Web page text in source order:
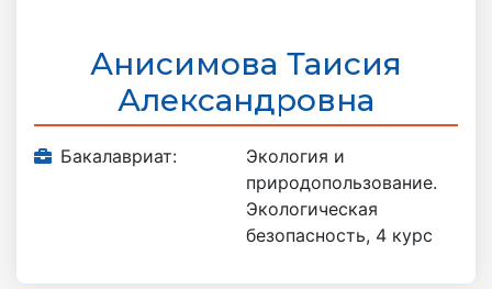
Анисимова Таисия
Александровна
Бакалавриат:
Экология и
природопользование.
Экологическая
безопасность, 4 курс